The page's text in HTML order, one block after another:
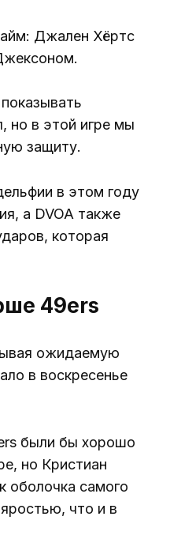
Джален Хёртс
но в этой игре мы
защиту.
в этом году
а DVOA также
которая
49ers
ожидаемую
в воскресенье
были бы хорошо
но Кристиан
оболочка самого
что и в